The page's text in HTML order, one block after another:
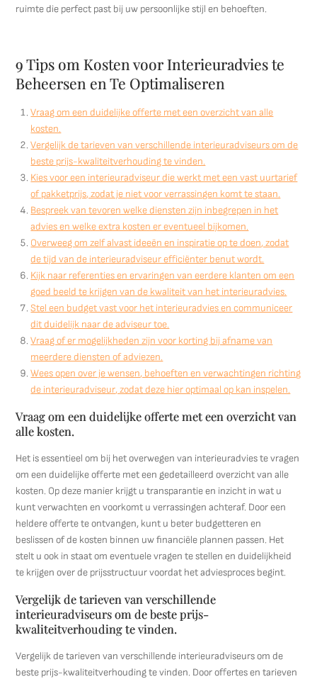
ruimte die perfect past bij uw persoonlijke stijl en behoeften.
9 Tips om Kosten voor Interieuradvies te
Beheersen en Te Optimaliseren
Vraag om een duidelijke offerte met een overzicht van alle
kosten.
Vergelijk de tarieven van verschillende interieuradviseurs om de
beste prijs-kwaliteitverhouding te vinden.
Kies voor een interieuradviseur die werkt met een vast uurtarief
of pakketprijs, zodat je niet voor verrassingen komt te staan.
Bespreek van tevoren welke diensten zijn inbegrepen in het
advies en welke extra kosten er eventueel bijkomen.
Overweeg om zelf alvast ideeën en inspiratie op te doen, zodat
de tijd van de interieuradviseur efficiënter benut wordt.
Kijk naar referenties en ervaringen van eerdere klanten om een
goed beeld te krijgen van de kwaliteit van het interieuradvies.
Stel een budget vast voor het interieuradvies en communiceer
dit duidelijk naar de adviseur toe.
Vraag of er mogelijkheden zijn voor korting bij afname van
meerdere diensten of adviezen.
Wees open over je wensen, behoeften en verwachtingen richting
de interieuradviseur, zodat deze hier optimaal op kan inspelen.
Vraag om een duidelijke offerte met een overzicht van
alle kosten.
Het is essentieel om bij het overwegen van interieuradvies te vragen
om een duidelijke offerte met een gedetailleerd overzicht van alle
kosten. Op deze manier krijgt u transparantie en inzicht in wat u
kunt verwachten en voorkomt u verrassingen achteraf. Door een
heldere offerte te ontvangen, kunt u beter budgetteren en
beslissen of de kosten binnen uw financiële plannen passen. Het
stelt u ook in staat om eventuele vragen te stellen en duidelijkheid
te krijgen over de prijsstructuur voordat het adviesproces begint.
Vergelijk de tarieven van verschillende
interieuradviseurs om de beste prijs-
kwaliteitverhouding te vinden.
Vergelijk de tarieven van verschillende interieuradviseurs om de
beste prijs-kwaliteitverhouding te vinden. Door offertes en tarieven